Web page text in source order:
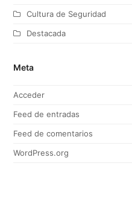
Cultura de Seguridad
Destacada
Meta
Acceder
Feed de entradas
Feed de comentarios
WordPress.org